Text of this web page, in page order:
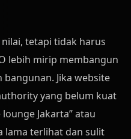
tetapi tidak harus
lebih mirip membangun
Jika website
yang belum kuat
Jakarta” atau
lama terlihat dan sulit